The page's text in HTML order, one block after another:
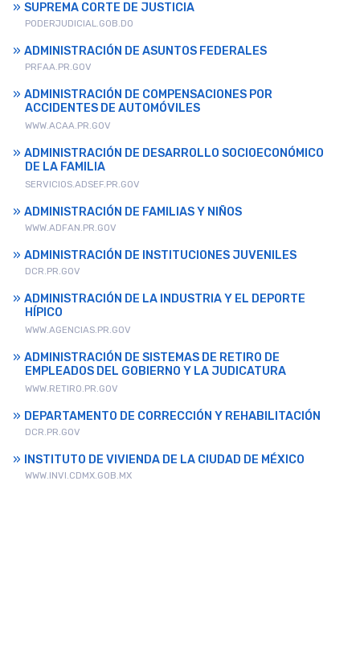
SUPREMA CORTE DE JUSTICIA
PODERJUDICIAL.GOB.DO
ADMINISTRACIÓN DE ASUNTOS FEDERALES
PRFAA.PR.GOV
ADMINISTRACIÓN DE COMPENSACIONES POR
ACCIDENTES DE AUTOMÓVILES
WWW.ACAA.PR.GOV
ADMINISTRACIÓN DE DESARROLLO SOCIOECONÓMICO
DE LA FAMILIA
SERVICIOS.ADSEF.PR.GOV
ADMINISTRACIÓN DE FAMILIAS Y NIÑOS
WWW.ADFAN.PR.GOV
ADMINISTRACIÓN DE INSTITUCIONES JUVENILES
DCR.PR.GOV
ADMINISTRACIÓN DE LA INDUSTRIA Y EL DEPORTE
HÍPICO
WWW.AGENCIAS.PR.GOV
ADMINISTRACIÓN DE SISTEMAS DE RETIRO DE
EMPLEADOS DEL GOBIERNO Y LA JUDICATURA
WWW.RETIRO.PR.GOV
DEPARTAMENTO DE CORRECCIÓN Y REHABILITACIÓN
DCR.PR.GOV
INSTITUTO DE VIVIENDA DE LA CIUDAD DE MÉXICO
WWW.INVI.CDMX.GOB.MX